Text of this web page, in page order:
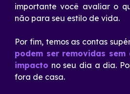
importante você avaliar o
não para seu estilo de vida.
Por fim, temos as contas
podem ser removidas sem
impacto no seu dia a dia.
fora de casa.